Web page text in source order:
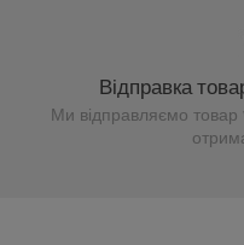
Відправка
Ми відправляємо